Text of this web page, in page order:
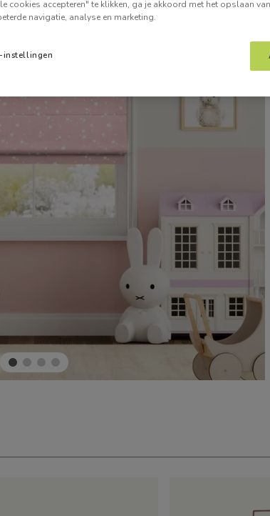
cookies accepteren" te klikken, ga je akkoord met het opslaan
navigatie, analyse en marketing.
instellingen